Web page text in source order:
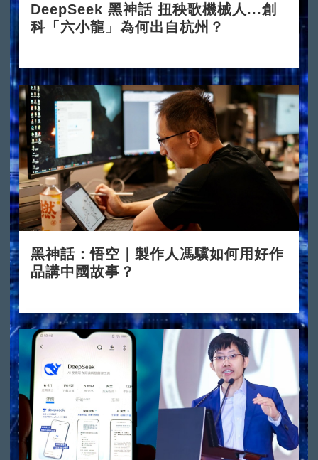
DeepSeek 黑神話 扭秧歌機械人...創
科「六小龍」為何出自杭州？
黑神話：悟空｜製作人馮驥如何用好作
品講中國故事？